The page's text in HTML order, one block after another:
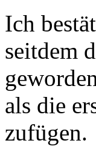
Ich
seitdem
als die
zufügen.